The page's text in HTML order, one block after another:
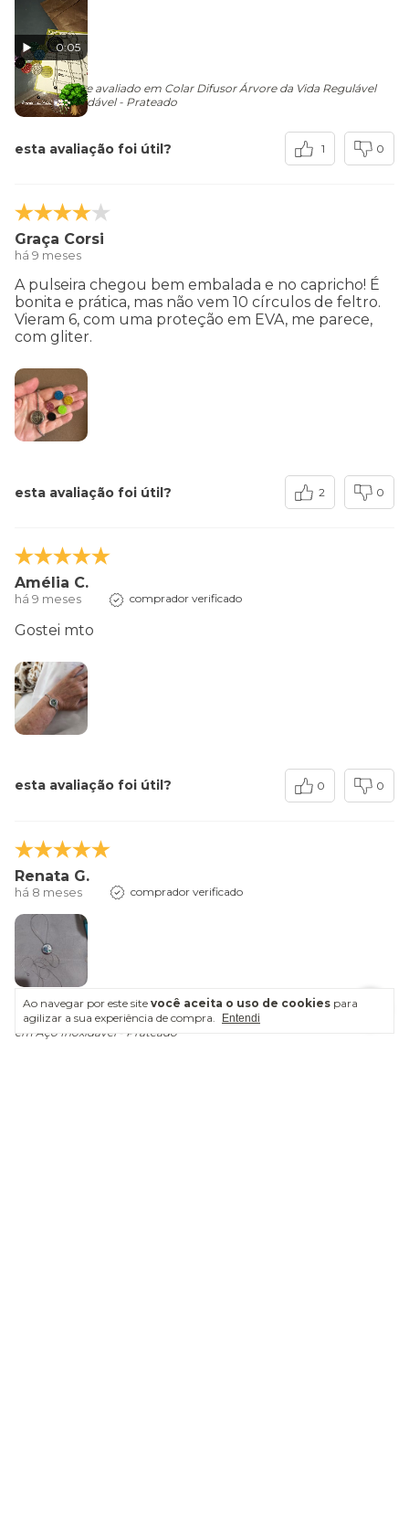
Ao navegar por este site você aceita o uso de cookies para
agilizar a sua experiência de compra.
Entendi
0:05
originalmente avaliado em Colar Difusor Árvore da Vida Regulável
em Aço Inoxidável - Prateado
esta avaliação foi útil? 1 0
Graça Corsi
há 9 meses
A pulseira chegou bem embalada e no capricho! É
bonita e prática, mas não vem 10 círculos de feltro.
Vieram 6, com uma proteção em EVA, me parece,
com gliter.
esta avaliação foi útil? 2 0
Amélia C.
há 9 meses comprador verificado
Gostei mto
esta avaliação foi útil? 0 0
Renata G.
há 8 meses comprador verificado
originalmente avaliado em Colar Difusor Árvore da Vida Regulável
em Aço Inoxidável - Prateado